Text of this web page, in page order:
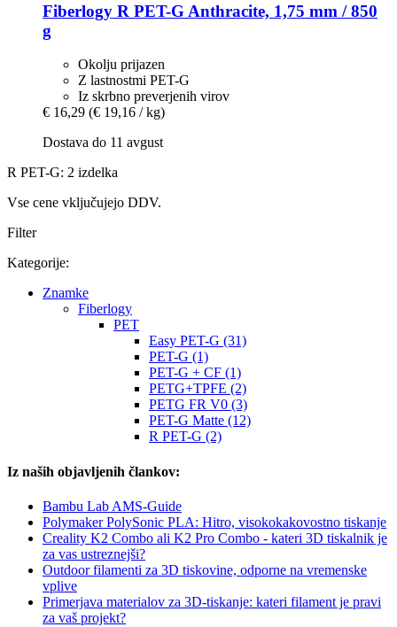
Fiberlogy R PET-​G Anthracite, 1,75 mm / 850
g
Okolju prijazen
Z lastnostmi PET-G
Iz skrbno preverjenih virov
€ 16,29 (€ 19,16 / kg)
Dostava do 11 avgust
R PET-G: 2 izdelka
Vse cene vključujejo DDV.
Filter
Kategorije:
Znamke
Fiberlogy
PET
Easy PET-G (31)
PET-G (1)
PET-G + CF (1)
PETG+TPFE (2)
PETG FR V0 (3)
PET-G Matte (12)
R PET-G (2)
Iz naših objavljenih člankov:
Bambu Lab AMS-Guide
Polymaker PolySonic PLA: Hitro, visokokakovostno tiskanje
Creality K2 Combo ali K2 Pro Combo - kateri 3D tiskalnik je
za vas ustreznejši?
Outdoor filamenti za 3D tiskovine, odporne na vremenske
vplive
Primerjava materialov za 3D-tiskanje: kateri filament je pravi
za vaš projekt?